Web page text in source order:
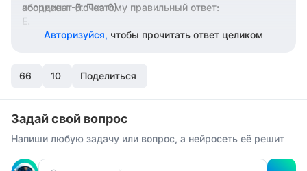
координат (точка 0).
абсциссы -5. Поэтому правильный ответ:
E.
Авторизуйся, чтобы прочитать ответ целиком
66 10 Поделиться
Задай свой вопрос
Напиши любую задачу или вопрос, а нейросеть её решит